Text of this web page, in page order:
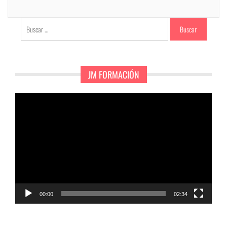
Buscar:
JM FORMACIÓN
00:00 02:34